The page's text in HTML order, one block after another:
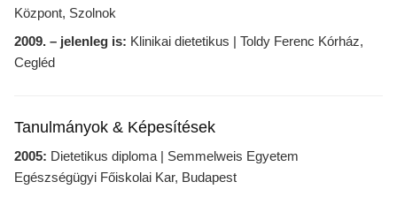
Központ, Szolnok
2009. – jelenleg is: Klinikai dietetikus | Toldy Ferenc Kórház,
Cegléd
Tanulmányok & Képesítések
2005: Dietetikus diploma | Semmelweis Egyetem
Egészségügyi Főiskolai Kar, Budapest